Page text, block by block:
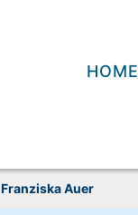
HOME
Franziska Auer